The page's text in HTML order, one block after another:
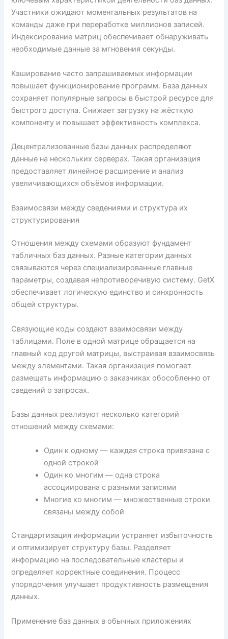
Участники ожидают моментальных результатов на
команды даже при переработке миллионов записей.
Индексирование матриц обеспечивает обнаруживать
необходимые данные за мгновения секунды.
Кэширование часто запрашиваемых информации
повышает функционирование программ. База данных
сохраняет популярные запросы в быстрой ресурсе для
быстрого доступа. Снижает загрузку на жёсткую
компоненту и повышает эффективность комплекса.
Децентрализованные базы данных распределяют
данные на нескольких серверах. Такая организация
предоставляет линейное расширение и анализ
увеличивающихся объёмов информации.
Взаимосвязи между сведениями и структура их
структурирования
Отношения между схемами образуют фундамент
табличных баз данных. Разные категории данных
связываются через специализированные главные
параметры, создавая непротиворечивую систему. GetX
обеспечивает логическую единство и синхронность
общей структуры.
Связующие коды создают взаимосвязи между
таблицами. Поле в одной матрице обращается на
главный код другой матрицы, выстраивая взаимосвязь
между элементами. Такая организация помогает
размещать информацию о заказчиках обособленно от
сведений о запросах.
Базы данных реализуют несколько категорий
отношений между схемами:
Один к одному — каждая строка привязана с
одной строкой
Один ко многим — одна строка
ассоциирована с разными записями
Многие ко многим — множественные строки
связаны между собой
Стандартизация информации устраняет избыточность
и оптимизирует структуру базы. Разделяет
информацию на последовательные кластеры и
определяет корректные соединения. Процесс
упорядочения улучшает продуктивность размещения
данных.
Применение баз данных в обычных приложениях